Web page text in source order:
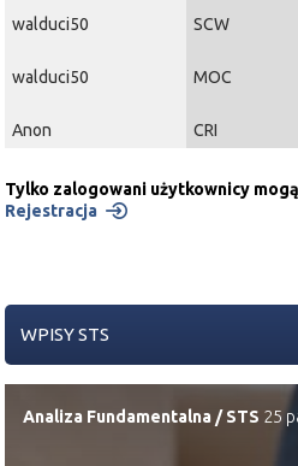
walduci50 SCW
walduci50 MOC
Anon CRI
Tylko zalogowani użytkownicy
Rejestracja
WPISY STS
Analiza Fundamentalna /STS 25